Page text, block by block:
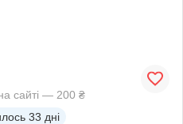
сайті — 200 ₴
33 дні